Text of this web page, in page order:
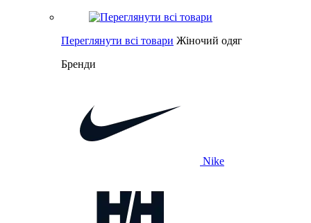
Переглянути всі товари Жіночий одяг
Бренди
Nike